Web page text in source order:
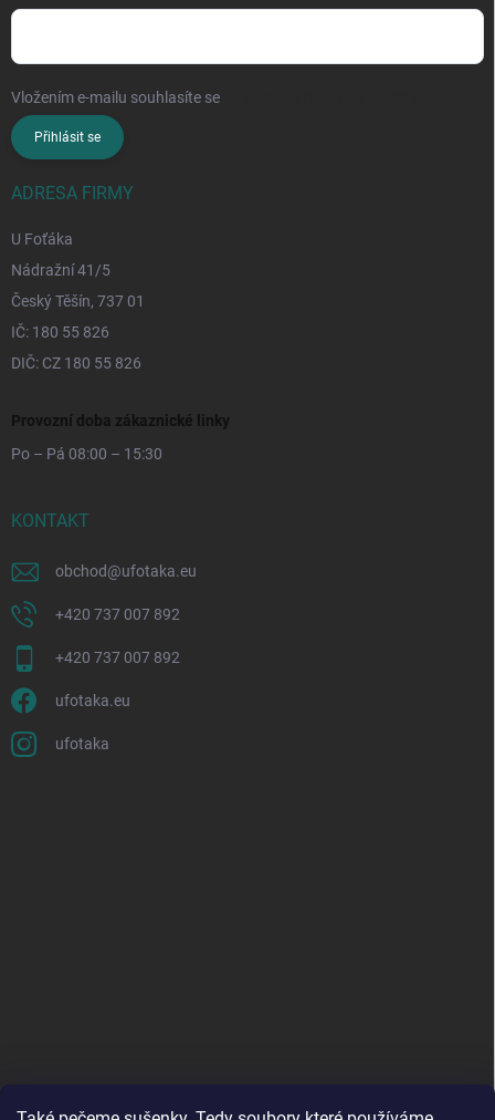
Vložením e-mailu souhlasíte se
Přihlásit se
ADRESA FIRMY
U Foťáka
Nádražní 41/5
Český Těšín, 737 01
IČ: 180 55 826
DIČ: CZ 180 55 826
Provozní doba zákaznické linky
Po – Pá 08:00 – 15:30
KONTAKT
obchod@ufotaka.eu
+420 737 007 892
+420 737 007 892
ufotaka.eu
ufotaka